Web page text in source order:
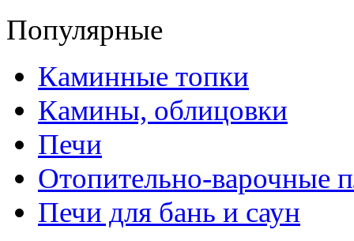
Популярные
Каминные топки
Камины, облицовки
Печи
Отопительно-варочные
Печи для бань и саун